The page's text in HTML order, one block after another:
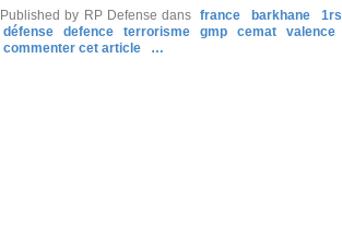
Published by RP Defense dans france barkhane 1rs
défense
defence terrorisme gmp cemat valence
commenter cet article
…